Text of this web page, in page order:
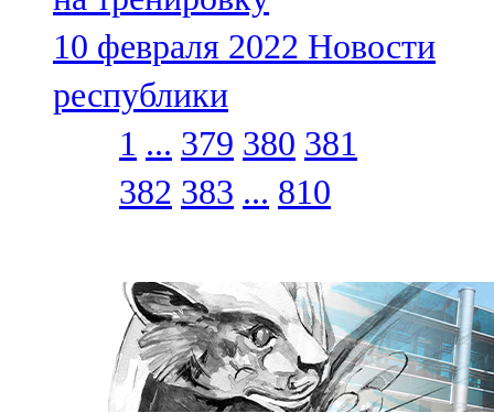
10 февраля 2022 Новости
республики
1 ... 379 380 381
382 383 ... 810